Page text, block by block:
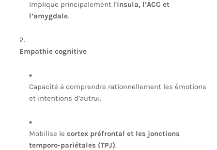
Implique principalement l’insula, l’ACC et
l’amygdale.
Empathie cognitive
Capacité à comprendre rationnellement les émotions
et intentions d’autrui.
Mobilise le cortex préfrontal et les jonctions
temporo-pariétales (TPJ).